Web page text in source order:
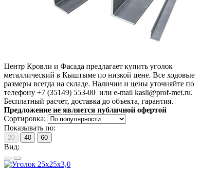
Центр Кровли и Фасада предлагает купить уголок
металлический в Кыштыме по низкой цене. Все ходовые
размеры всегда на складе. Наличии и цены уточняйте по
телефону +7 (35149) 553-00 или e-mail kasli@prof-met.ru.
Бесплатный расчет, доставка до объекта, гарантия.
Предложение не является публичной офертой
Сортировка:
Показывать по:
20 40 60
Вид: